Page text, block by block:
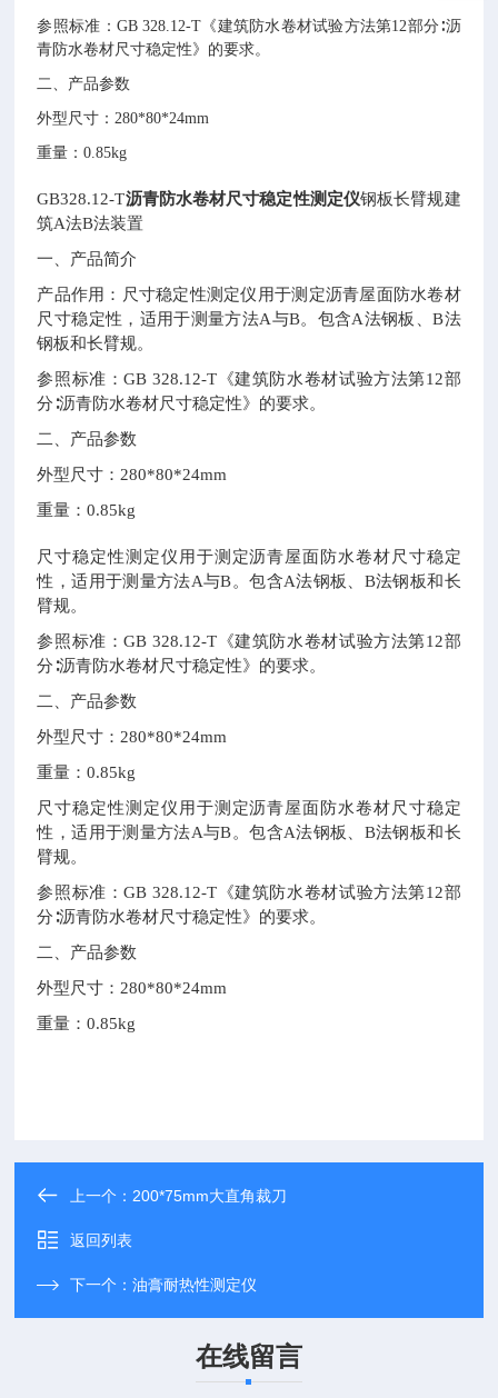
参照标准： GB 328.12-T《建筑防水卷材试验方法第12部分∶沥
青防水卷材尺寸稳定性》的要求。
二、产品参数
外型尺寸：280*80*24mm
重量：0.85kg
GB328.12-T沥青防水卷材尺寸稳定性测定仪钢板长臂规建
筑A法B法装置
一、产品简介
产品作用：尺寸稳定性测定仪用于测定沥青屋面防水卷材
尺寸稳定性，适用于测量方法A与B。包含A法钢板、B法
钢板和长臂规。
参照标准：GB 328.12-T《建筑防水卷材试验方法第12部
分∶沥青防水卷材尺寸稳定性》的要求。
二、产品参数
外型尺寸：280*80*24mm
重量：0.85kg
尺寸稳定性测定仪用于测定沥青屋面防水卷材尺寸稳定
性，适用于测量方法A与B。包含A法钢板、B法钢板和长
臂规。
参照标准：GB 328.12-T《建筑防水卷材试验方法第12部
分∶沥青防水卷材尺寸稳定性》的要求。
二、产品参数
外型尺寸：280*80*24mm
重量：0.85kg
尺寸稳定性测定仪用于测定沥青屋面防水卷材尺寸稳定
性，适用于测量方法A与B。包含A法钢板、B法钢板和长
臂规。
参照标准：GB 328.12-T《建筑防水卷材试验方法第12部
分∶沥青防水卷材尺寸稳定性》的要求。
二、产品参数
外型尺寸：280*80*24mm
重量：0.85kg
上一个： 200*75mm大直角裁刀
返回列表
下一个：油膏耐热性测定仪
在线留言